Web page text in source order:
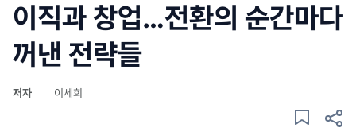
이직과 창업…전환의 순간마다
꺼낸 전략들
저자 이세희